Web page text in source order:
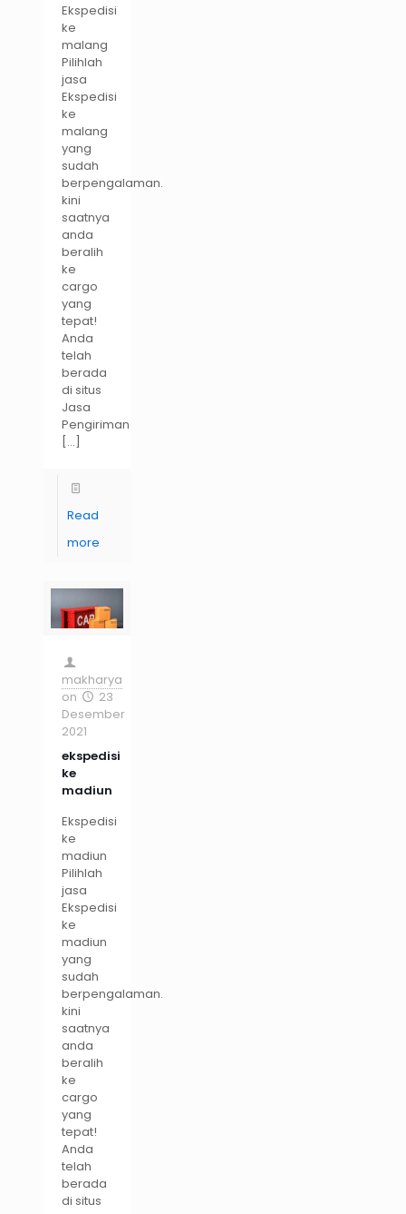
Ekspedisi
ke
malang
Pilihlah
jasa
Ekspedisi
ke
malang
yang
sudah
berpengalaman.
kini
saatnya
anda
beralih
ke
cargo
yang
tepat!
Anda
telah
berada
di situs
Jasa
Pengiriman
[…]
Read
more
makharya
on
23
Desember
2021
ekspedisi
ke
madiun
Ekspedisi
ke
madiun
Pilihlah
jasa
Ekspedisi
ke
madiun
yang
sudah
berpengalaman.
kini
saatnya
anda
beralih
ke
cargo
yang
tepat!
Anda
telah
berada
di situs